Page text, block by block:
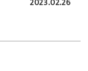
2023.02.26